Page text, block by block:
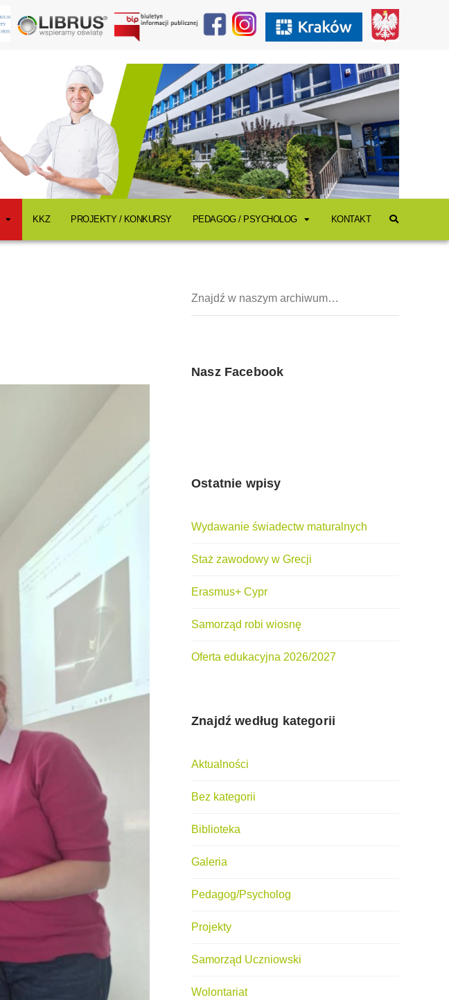
KKZ PROJEKTY / KONKURSY PEDAGOG / PSYCHOLOG KONTAKT
Nasz Facebook
Ostatnie wpisy
Wydawanie świadectw maturalnych
Staż zawodowy w Grecji
Erasmus+ Cypr
Samorząd robi wiosnę
Oferta edukacyjna 2026/2027
Znajdź według kategorii
Aktualności
Bez kategorii
Biblioteka
Galeria
Pedagog/Psycholog
Projekty
Samorząd Uczniowski
Wolontariat